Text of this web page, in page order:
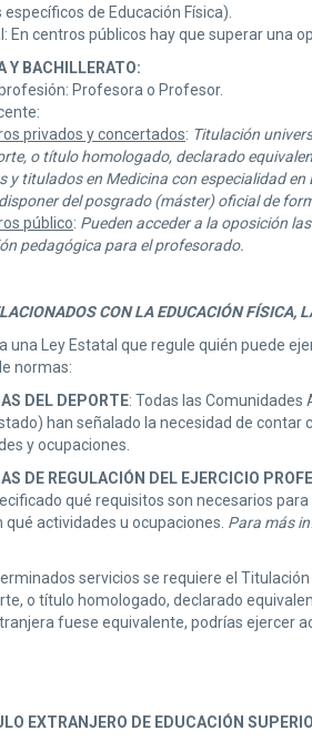
de Educación Física).
En centros públicos hay que superar una
Y BACHILLERATO:
Profesora o Profesor.
privados y concertados: Titulación
o título homologado, declarado
y titulados en Medicina con especialidad
del posgrado (máster) oficial de
público: Pueden acceder a la oposición
pedagógica para el profesorado.
CON LA EDUCACIÓN FÍSICA,
una Ley Estatal que regule quién puede
normas:
DEL DEPORTE: Todas las
han señalado la necesidad de
y ocupaciones.
DE REGULACIÓN DEL EJERCICIO
qué requisitos son necesarios
actividades u ocupaciones. Para más
servicios se requiere el
o título homologado, declarado
fuese equivalente, podrías ejercer
EXTRANJERO DE EDUCACIÓN